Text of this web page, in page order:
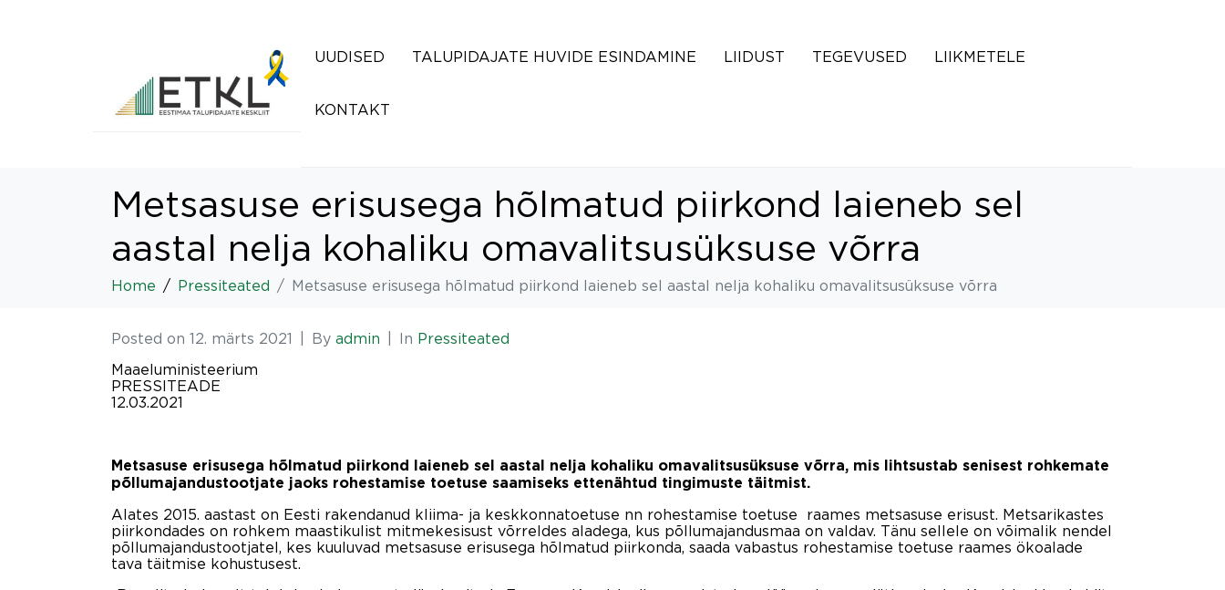
UUDISED TALUPIDAJATE HUVIDE ESINDAMINE LIIDUST TEGEVUSED LIIKMETELE
KONTAKT
Metsasuse erisusega hõlmatud piirkond laieneb sel
aastal nelja kohaliku omavalitsusüksuse võrra
Home Pressiteated Metsasuse erisusega hõlmatud piirkond laieneb sel aastal nelja kohaliku omavalitsusüksuse võrra
Posted on 12. märts 2021 By admin In Pressiteated
Maaeluministeerium
PRESSITEADE
12.03.2021
Metsasuse erisusega hõlmatud piirkond laieneb sel aastal nelja kohaliku omavalitsusüksuse võrra, mis lihtsustab senisest rohkemate
põllumajandustootjate jaoks rohestamise toetuse saamiseks ettenähtud tingimuste täitmist.
Alates 2015. aastast on Eesti rakendanud kliima- ja keskkonnatoetuse nn rohestamise toetuse raames metsasuse erisust. Metsarikastes
piirkondades on rohkem maastikulist mitmekesisust võrreldes aladega, kus põllumajandusmaa on valdav. Tänu sellele on võimalik nendel
põllumajandustootjatel, kes kuuluvad metsasuse erisusega hõlmatud piirkonda, saada vabastus rohestamise toetuse raames ökoalade
tava täitmise kohustusest.